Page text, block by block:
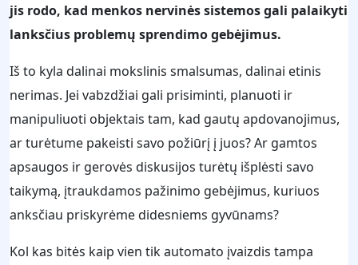
jis rodo, kad menkos nervinės sistemos gali palaikyti
lanksčius problemų sprendimo gebėjimus.
Iš to kyla dalinai mokslinis smalsumas, dalinai etinis
nerimas. Jei vabzdžiai gali prisiminti, planuoti ir
manipuliuoti objektais tam, kad gautų apdovanojimus,
ar turėtume pakeisti savo požiūrį į juos? Ar gamtos
apsaugos ir gerovės diskusijos turėtų išplėsti savo
taikymą, įtraukdamos pažinimo gebėjimus, kuriuos
anksčiau priskyrėme didesniems gyvūnams?
Kol kas bitės kaip vien tik automato įvaizdis tampa